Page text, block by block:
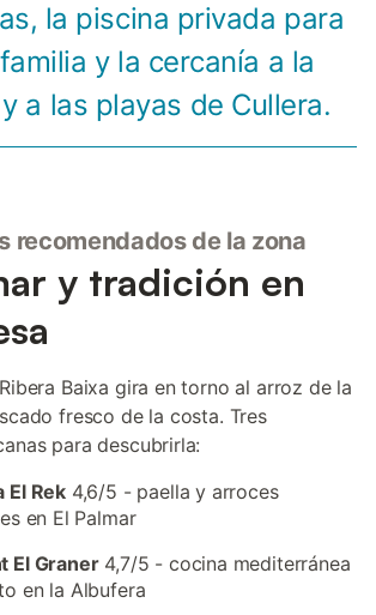
la piscina privada para
y la cercanía a la
a las playas de Cullera.
recomendados de la zona
y tradición en
Baixa gira en torno al arroz de la
fresco de la costa. Tres
para descubrirla:
El Rek 4,6/5 - paella y arroces
en El Palmar
El Graner4,7/5 - cocina mediterránea
en la Albufera